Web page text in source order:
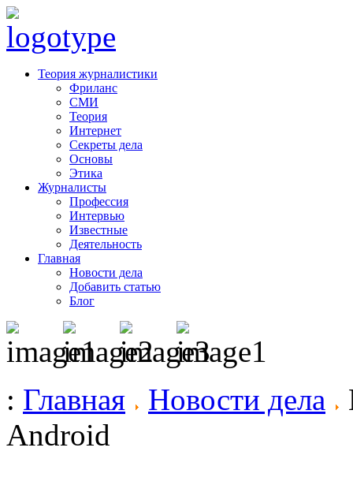
Теория журналистики
Фриланс
СМИ
Теория
Интернет
Секреты дела
Основы
Этика
Журналисты
Профессия
Интервью
Известные
Деятельность
Главная
Новости дела
Добавить статью
Блог
: Главная Новости дела
Android